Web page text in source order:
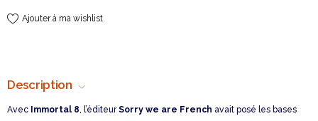
Ajouter à ma wishlist
Description
Avec Immortal 8, l’éditeurSorry we are French avait posé les bases